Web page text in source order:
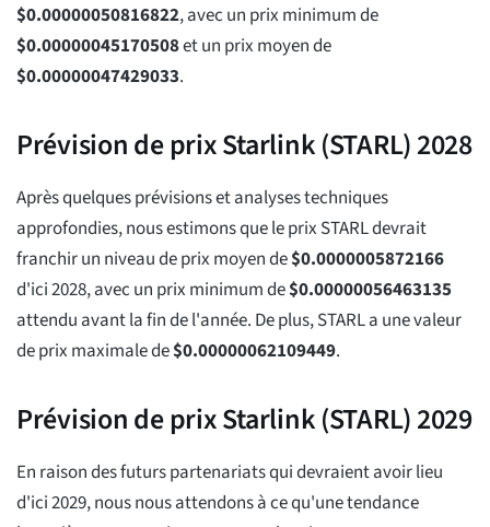
$0.00000050816822, avec un prix minimum de
$0.00000045170508et un prix moyen de
$0.00000047429033.
Prévision de prix Starlink (STARL) 2028
Après quelques prévisions et analyses techniques
approfondies, nous estimons que le prix STARL devrait
franchir un niveau de prix moyen de$0.0000005872166
d'ici 2028, avec un prix minimum de$0.00000056463135
attendu avant la fin de l'année. De plus, STARL a une valeur
de prix maximale de$0.00000062109449.
Prévision de prix Starlink (STARL) 2029
En raison des futurs partenariats qui devraient avoir lieu
d'ici 2029, nous nous attendons à ce qu'une tendance